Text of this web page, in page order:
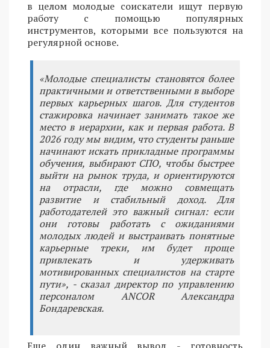
в целом молодые соискатели ищут первую
работу с помощью популярных
инструментов, которыми все пользуются на
регулярной основе.
«Молодые специалисты становятся более
практичными и ответственными в выборе
первых карьерных шагов. Для студентов
стажировка начинает занимать такое же
место в иерархии, как и первая работа. В
2026 году мы видим, что студенты раньше
начинают искать прикладные программы
обучения, выбирают СПО, чтобы быстрее
выйти на рынок труда, и ориентируются
на отрасли, где можно совмещать
развитие и стабильный доход. Для
работодателей это важный сигнал: если
они готовы работать с ожиданиями
молодых людей и выстраивать понятные
карьерные треки, им будет проще
привлекать и удерживать
мотивированных специалистов на старте
пути», - сказал директор по управлению
персоналом ANCOR Александра
Бондаревская.